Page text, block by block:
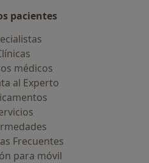
pacientes
médicos
al Experto
Frecuentes
para móvil